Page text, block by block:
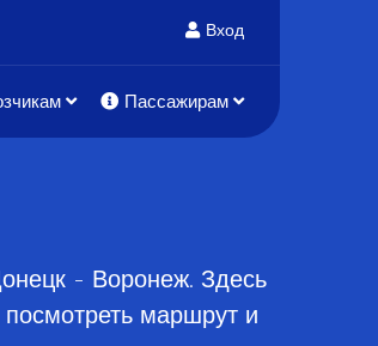
Вход
Пассажирам
- Воронеж. Здесь
маршрут и